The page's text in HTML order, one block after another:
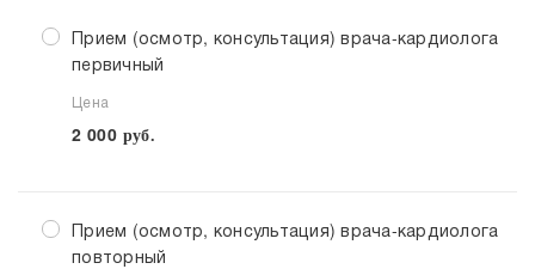
Прием (осмотр, консультация) врача-кардиолога
первичный
Цена
2 000 руб.
Прием (осмотр, консультация) врача-кардиолога
повторный